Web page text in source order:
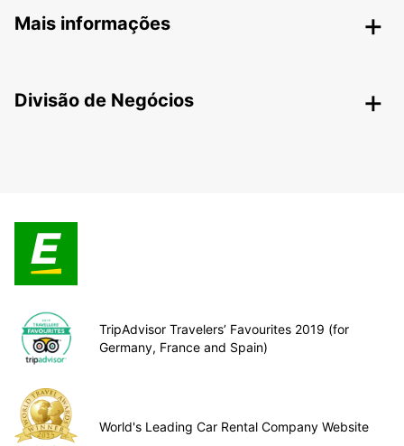
Mais informações
Divisão de Negócios
TripAdvisor Travelers’ Favourites 2019 (for
Germany, France and Spain)
World's Leading Car Rental Company Website